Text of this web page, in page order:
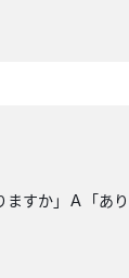
すか」Ａ「あ